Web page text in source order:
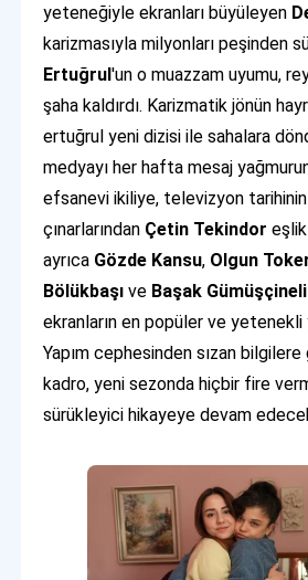
yeteneğiyle ekranları büyüleyen
karizmasıyla milyonları peşinden
Ertuğrul'un o muazzam uyumu,
şaha kaldırdı. Karizmatik jönün
ertuğrul yeni dizisi ile sahalara
medyayı her hafta mesaj
efsanevi ikiliye, televizyon
çınarlarından Çetin Tekindor
ayrıca Gözde Kansu, Olgun
Bölükbaşı ve Başak
ekranların en popüler ve yetenekli
Yapım cephesinden sızan
kadro, yeni sezonda hiçbir fire
sürükleyici hikayeye devam